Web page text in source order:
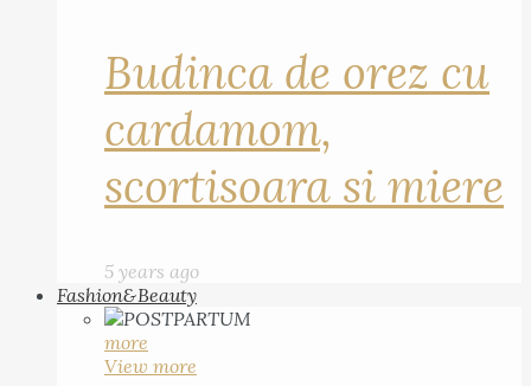
Budinca de orez cu
cardamom,
scortisoara si miere
5 years ago
Fashion&Beauty
more
View more